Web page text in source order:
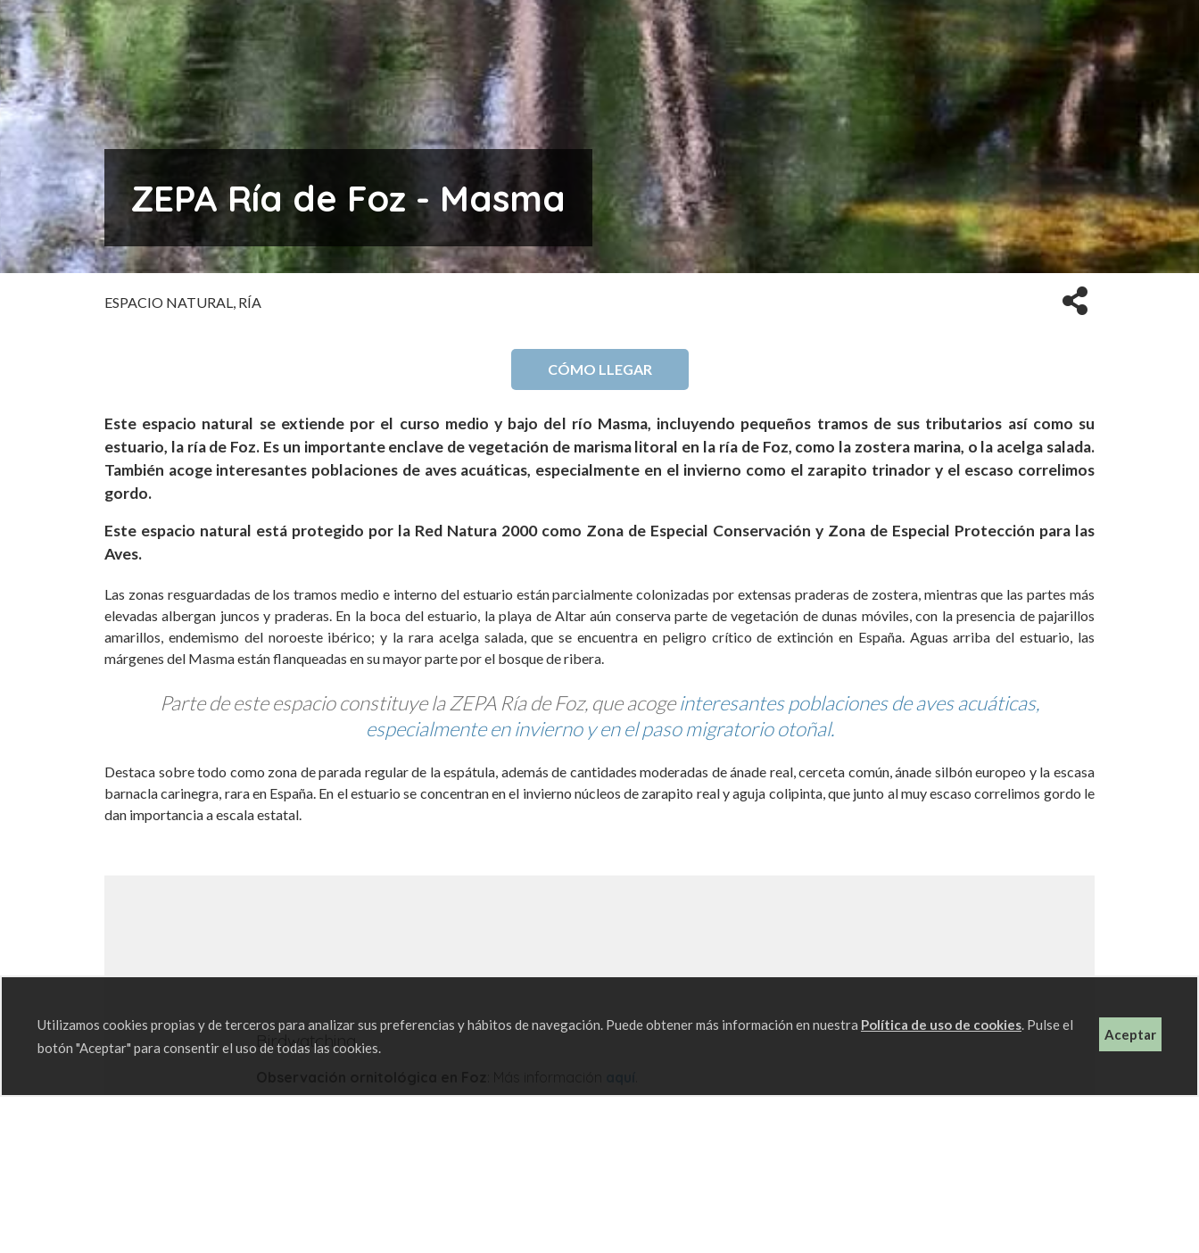
ZEPA Ría de Foz - Masma
ESPACIO NATURAL RÍA
CÓMO LLEGAR
Este espacio natural se extiende por el curso medio y bajo del río Masma, incluyendo pequeños tramos de sus tributarios así como su
estuario, la ría de Foz. Es un importante enclave de vegetación de marisma litoral en la ría de Foz, como la zostera marina, o la acelga salada.
También acoge interesantes poblaciones de aves acuáticas, especialmente en el invierno como el zarapito trinador y el escaso correlimos
gordo.
Este espacio natural está protegido por la Red Natura 2000 como Zona de Especial Conservación y Zona de Especial Protección para las
Aves.
Las zonas resguardadas de los tramos medio e interno del estuario están parcialmente colonizadas por extensas praderas de zostera, mientras que las partes más
elevadas albergan juncos y praderas. En la boca del estuario, la playa de Altar aún conserva parte de vegetación de dunas móviles, con la presencia de pajarillos
amarillos, endemismo del noroeste ibérico; y la rara acelga salada, que se encuentra en peligro crítico de extinción en España. Aguas arriba del estuario, las
márgenes del Masma están flanqueadas en su mayor parte por el bosque de ribera.
Parte de este espacio constituye la ZEPA Ría de Foz, que acogeinteresantes poblaciones de aves acuáticas,
especialmente en invierno y en el paso migratorio otoñal.
Destaca sobre todo como zona de parada regular de la espátula, además de cantidades moderadas de ánade real, cerceta común, ánade silbón europeo y la escasa
barnacla carinegra, rara en España. En el estuario se concentran en el invierno núcleos de zarapito real y aguja colipinta, que junto al muy escaso correlimos gordo le
dan importancia a escala estatal.
Birdwatching Aceptar
Utilizamos cookies propias y de terceros para analizar sus preferencias y hábitos de navegación. Puede obtener más información en nuestra Política de uso de cookies. Pulse el
botón "Aceptar" para consentir el uso de todas las cookies.